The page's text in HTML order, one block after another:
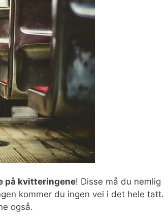
på kvitteringene! Disse må du nemlig
kommer du ingen vei i det hele tatt.
også.